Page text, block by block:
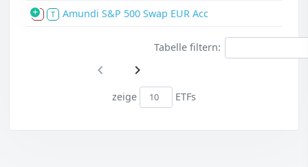
S T Amundi S&P 500 Swap EUR Acc
Tabelle filtern:
zeige ETFs